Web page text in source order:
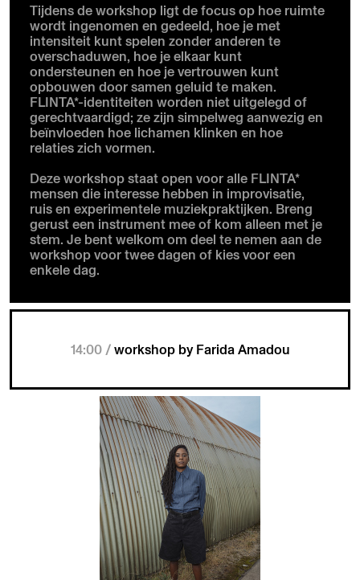
Tijdens de workshop ligt de focus op hoe ruimte
wordt ingenomen en gedeeld, hoe je met
intensiteit kunt spelen zonder anderen te
overschaduwen, hoe je elkaar kunt
ondersteunen en hoe je vertrouwen kunt
opbouwen door samen geluid te maken.
FLINTA*-identiteiten worden niet uitgelegd of
gerechtvaardigd; ze zijn simpelweg aanwezig en
beïnvloeden hoe lichamen klinken en hoe
relaties zich vormen.
Deze workshop staat open voor alle FLINTA*
mensen die interesse hebben in improvisatie,
ruis en experimentele muziekpraktijken. Breng
gerust een instrument mee of kom alleen met je
stem. Je bent welkom om deel te nemen aan de
workshop voor twee dagen of kies voor een
enkele dag.
14:00 /workshop by Farida Amadou